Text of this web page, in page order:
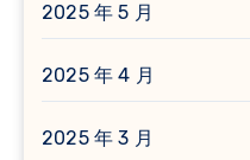
2025 年 5 月
2025 年 4 月
2025 年 3 月